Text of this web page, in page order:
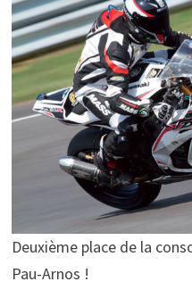
Deuxième place de la
Pau-Arnos !